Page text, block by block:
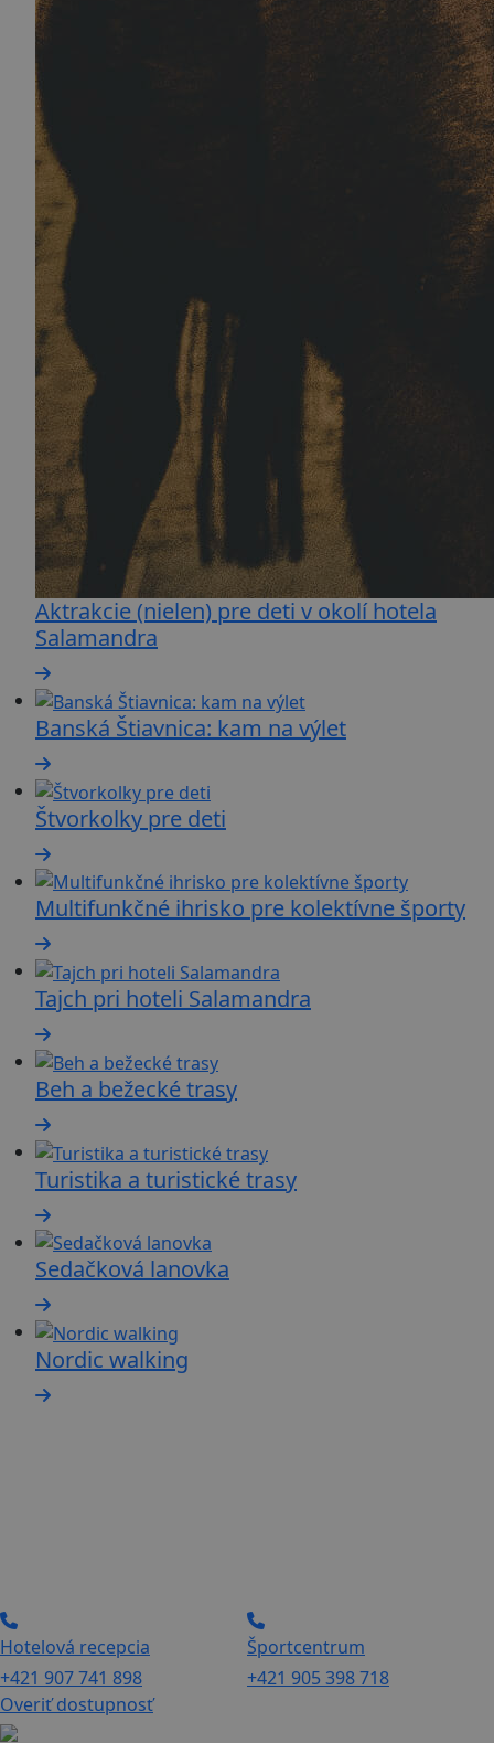
Aktrakcie (nielen) pre deti v okolí hotela
Salamandra
Banská Štiavnica: kam na výlet
Štvorkolky pre deti
Multifunkčné ihrisko pre kolektívne športy
Tajch pri hoteli Salamandra
Beh a bežecké trasy
Turistika a turistické trasy
Sedačková lanovka
Nordic walking
Hotelová recepcia
+421 907 741 898
Športcentrum
+421 905 398 718
Overiť dostupnosť